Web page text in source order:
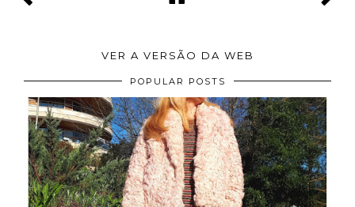
VER A VERSÃO DA WEB
POPULAR POSTS